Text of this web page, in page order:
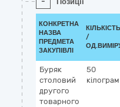
КОНКРЕТНА
НАЗВА
ПРЕДМЕТА
ЗАКУПІВЛІ
КІЛЬКІСТЬ
/
Буряк
столовий
другого
товарного
50
кілограм